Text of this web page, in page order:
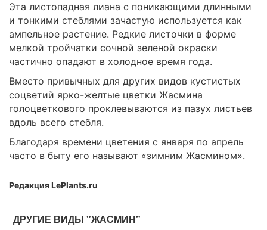
Эта листопадная лиана с поникающими длинными
и тонкими стеблями зачастую используется как
ампельное растение. Редкие листочки в форме
мелкой тройчатки сочной зеленой окраски
частично опадают в холодное время года.
Вместо привычных для других видов кустистых
соцветий ярко-желтые цветки Жасмина
голоцветкового проклевываются из пазух листьев
вдоль всего стебля.
Благодаря времени цветения с января по апрель
часто в быту его называют «зимним Жасмином».
Редакция LePlants.ru
ДРУГИЕ ВИДЫ "ЖАСМИН"